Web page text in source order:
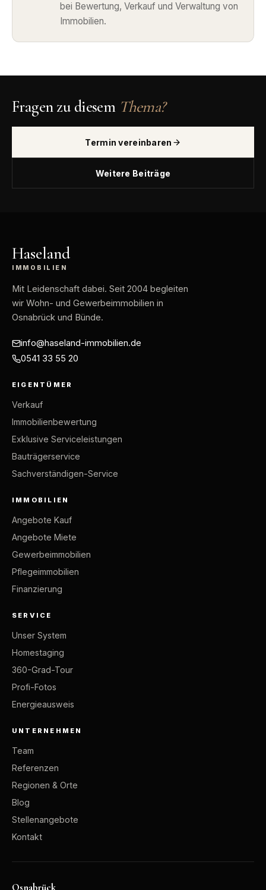
bei Bewertung, Verkauf und Verwaltung von
Immobilien.
Fragen zu diesem Thema?
Termin vereinbaren
Weitere Beiträge
Haseland
IMMOBILIEN
Mit Leidenschaft dabei. Seit 2004 begleiten
wir Wohn- und Gewerbeimmobilien in
Osnabrück und Bünde.
info@haseland-immobilien.de
0541 33 55 20
EIGENTÜMER
Verkauf
Immobilienbewertung
Exklusive Serviceleistungen
Bauträgerservice
Sachverständigen-Service
IMMOBILIEN
Angebote Kauf
Angebote Miete
Gewerbeimmobilien
Pflegeimmobilien
Finanzierung
SERVICE
Unser System
Homestaging
360-Grad-Tour
Profi-Fotos
Energieausweis
UNTERNEHMEN
Team
Referenzen
Regionen & Orte
Blog
Stellenangebote
Kontakt